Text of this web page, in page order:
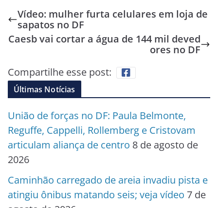
Vídeo: mulher furta celulares em loja de
sapatos no DF
Caesb vai cortar a água de 144 mil deved
ores no DF
Compartilhe esse post:
Últimas Notícias
União de forças no DF: Paula Belmonte,
Reguffe, Cappelli, Rollemberg e Cristovam
articulam aliança de centro 8 de agosto de
2026
Caminhão carregado de areia invadiu pista e
atingiu ônibus matando seis; veja vídeo 7 de